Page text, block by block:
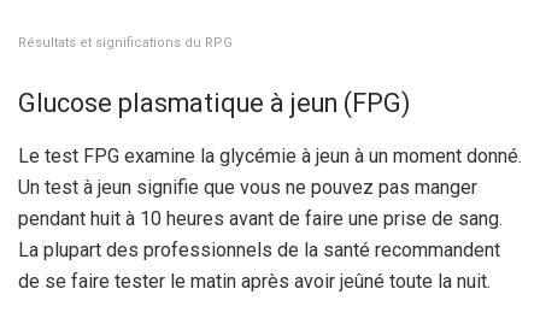
Résultats et significations du RPG
Glucose plasmatique à jeun (FPG)
Le test FPG examine la glycémie à jeun à un moment donné.
Un test à jeun signifie que vous ne pouvez pas manger
pendant huit à 10 heures avant de faire une prise de sang.
La plupart des professionnels de la santé recommandent
de se faire tester le matin après avoir jeûné toute la nuit.